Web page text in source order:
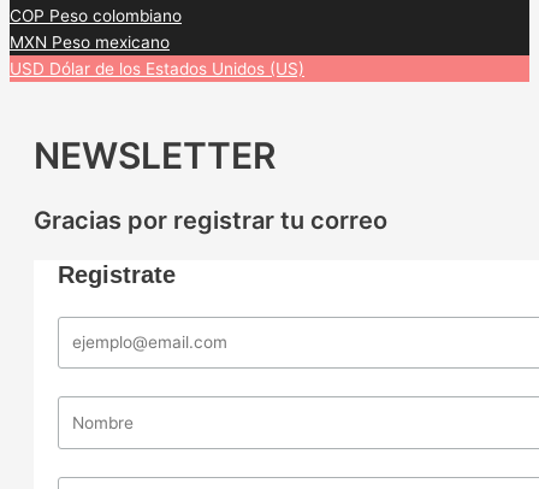
COP Peso colombiano
MXN Peso mexicano
USD Dólar de los Estados Unidos (US)
NEWSLETTER
Gracias por registrar tu correo
Registrate